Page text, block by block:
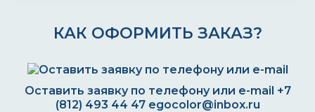
КАК ОФОРМИТЬ ЗАКАЗ?
Оставить заявку по телефону или e-mail +7
(812) 493 44 47 egocolor@inbox.ru